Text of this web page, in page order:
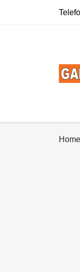
Home